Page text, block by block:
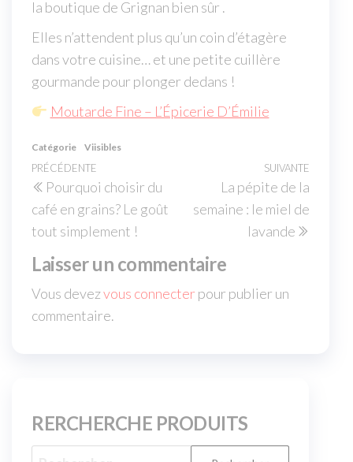
la boutique de Grignan bien sûr .
Elles n’attendent plus qu’un coin d’étagère
dans votre cuisine… et une petite cuillère
gourmande pour plonger dedans !
Moutarde Fine – L’Épicerie D’Émilie
Catégorie Viisibles
PRÉCÉDENTE
Pourquoi choisir du
café en grains? Le goût
tout simplement !
SUIVANTE
La pépite de la
semaine : le miel de
lavande
Laisser un commentaire
Vous devezvous connecter pour publier un
commentaire.
RERCHERCHE PRODUITS